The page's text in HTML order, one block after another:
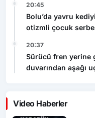
20:45
Bolu’da yavru
otizmli çocuk
20:37
Sürücü fren yerine
duvarından aşağı
Video Haberler